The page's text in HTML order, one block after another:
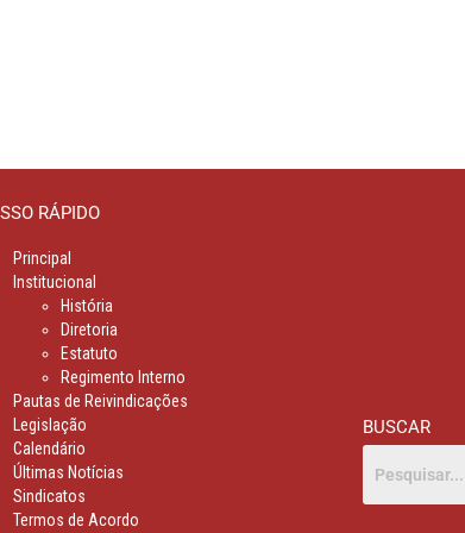
RÁPIDO
Principal
Institucional
História
Diretoria
Estatuto
Regimento Interno
Pautas de Reivindicações
Legislação
Calendário
Últimas Notícias
Sindicatos
Termos de Acordo
BUSCAR